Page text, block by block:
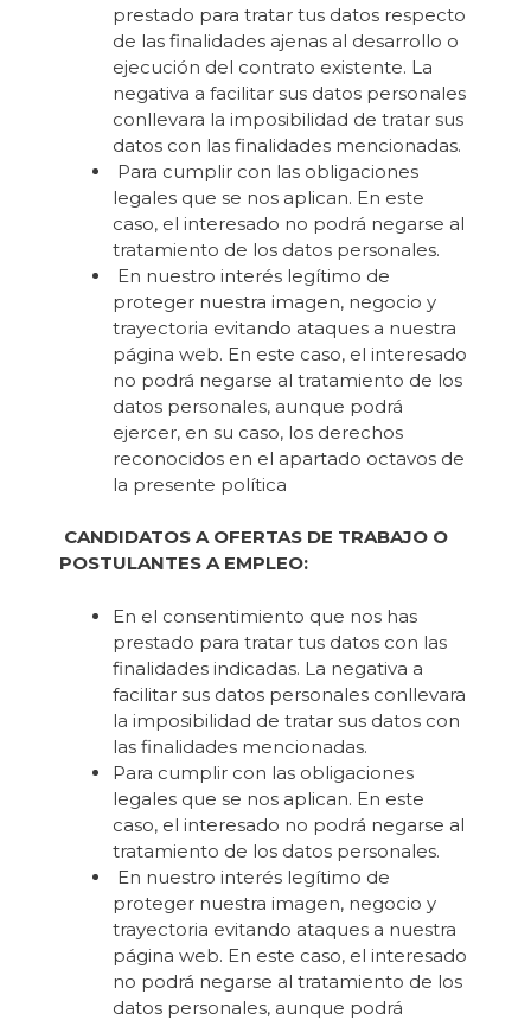
prestado para tratar tus datos respecto
de las finalidades ajenas al desarrollo o
ejecución del contrato existente. La
negativa a facilitar sus datos personales
conllevara la imposibilidad de tratar sus
datos con las finalidades mencionadas.
Para cumplir con las obligaciones
legales que se nos aplican. En este
caso, el interesado no podrá negarse al
tratamiento de los datos personales.
En nuestro interés legítimo de
proteger nuestra imagen, negocio y
trayectoria evitando ataques a nuestra
página web. En este caso, el interesado
no podrá negarse al tratamiento de los
datos personales, aunque podrá
ejercer, en su caso, los derechos
reconocidos en el apartado octavos de
la presente política
CANDIDATOS A OFERTAS DE TRABAJO O
POSTULANTES A EMPLEO:
En el consentimiento que nos has
prestado para tratar tus datos con las
finalidades indicadas. La negativa a
facilitar sus datos personales conllevara
la imposibilidad de tratar sus datos con
las finalidades mencionadas.
Para cumplir con las obligaciones
legales que se nos aplican. En este
caso, el interesado no podrá negarse al
tratamiento de los datos personales.
En nuestro interés legítimo de
proteger nuestra imagen, negocio y
trayectoria evitando ataques a nuestra
página web. En este caso, el interesado
no podrá negarse al tratamiento de los
datos personales, aunque podrá